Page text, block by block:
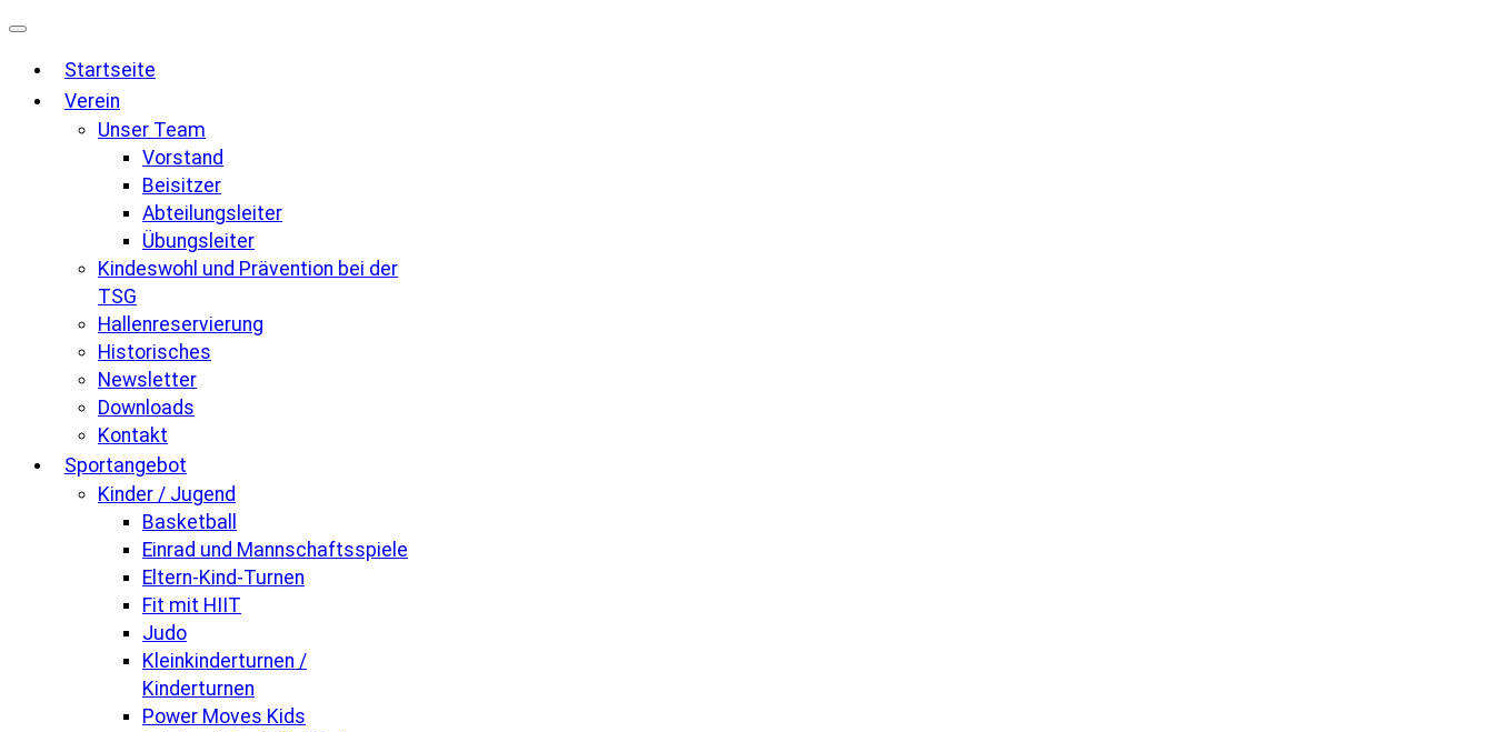
Zum
springenStartseite
Verein
Unser Team
Vorstand
Beisitzer
Abteilungsleiter
Übungsleiter
Kindeswohl und Prävention bei der
TSG
Hallenreservierung
Historisches
Newsletter
Downloads
Kontakt
Sportangebot
Kinder / Jugend
Basketball
Einrad und Mannschaftsspiele
Eltern-Kind-Turnen
Fit mit HIIT
Judo
Kleinkinderturnen /
Kinderturnen
Power Moves Kids